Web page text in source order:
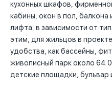
кухонных шкафов,
кабины, окон в пол, балкона
лифта, в зависимости от
этим, для жильцов в
удобства, как бассейны,
живописный парк около 64
детские площадки, бульвар